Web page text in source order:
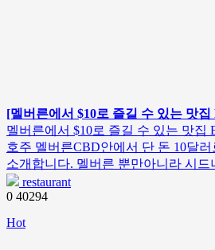
[멜버른에서 $10로 즐길 수 있는 맛집
멜버른에서 $10로 즐길 수 있는 맛집
호주 멜버른CBD안에서 단 돈 10달
소개합니다. 멜버른 뿐만아니라 시
restaurant
0 40294
Hot